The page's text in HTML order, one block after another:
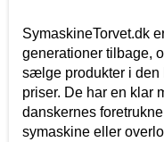
SymaskineTorvet.dk
generationer tilbage,
sælge produkter i den
priser. De har en klar
danskernes
symaskine eller